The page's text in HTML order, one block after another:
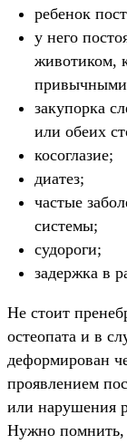
ребенок
у него
животиком,
привычными
закупорка
или обеих
косоглазие;
диатез;
частые
системы;
судороги;
задержка в
Не стоит
остеопата и в
деформирован
проявлением
или нарушения
Нужно помнить,